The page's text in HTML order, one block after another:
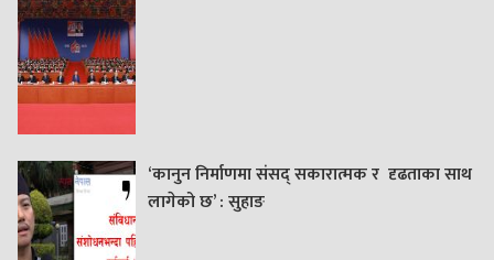
‘कानुन निर्माणमा संसद् सकारात्मक र दृढताका साथ
लागेको छ’ : सुहाङ